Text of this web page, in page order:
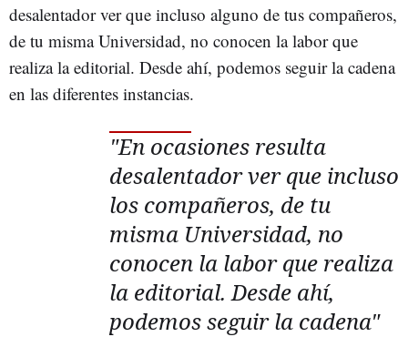
desalentador ver que incluso alguno de tus compañeros,
de tu misma Universidad, no conocen la labor que
realiza la editorial. Desde ahí, podemos seguir la cadena
en las diferentes instancias.
"En ocasiones resulta
desalentador ver que incluso
los compañeros, de tu
misma Universidad, no
conocen la labor que realiza
la editorial. Desde ahí,
podemos seguir la cadena"